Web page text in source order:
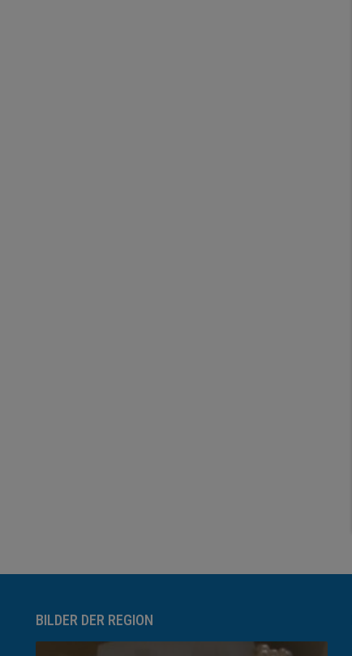
BILDER DER REGION